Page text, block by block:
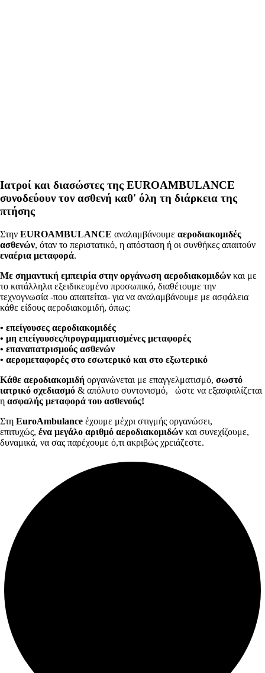
Ιατροί και διασώστες της EUROAMBULANCE
συνοδεύουν τον ασθενή καθ' όλη τη διάρκεια της
πτήσης
Στην EUROAMBULANCE αναλαμβάνουμε αεροδιακομιδές
ασθενών, όταν το περιστατικό, η απόσταση ή οι συνθήκες απαιτούν
εναέρια μεταφορά.
Με σημαντική εμπειρία στην οργάνωση αεροδιακομιδών και με
το κατάλληλα εξειδικευμένο προσωπικό, διαθέτουμε την
τεχνογνωσία -που απαιτείται- για να αναλαμβάνουμε με ασφάλεια
κάθε είδους αεροδιακομιδή, όπως:
• επείγουσες αεροδιακομιδές
• μη επείγουσες/προγραμματισμένες μεταφορές
• επαναπατρισμούς ασθενών
• αερομεταφορές στο εσωτερικό και στο εξωτερικό
Κάθε αεροδιακομιδή οργανώνεται με επαγγελματισμό, σωστό
ιατρικό σχεδιασμό & απόλυτο συντονισμό,
ώστε να εξασφαλίζεται
η ασφαλής μεταφορά του ασθενούς!
Στη EuroAmbulance έχουμε μέχρι στιγμής οργανώσει,
επιτυχώς, ένα μεγάλο αριθμό αεροδιακομιδών και συνεχίζουμε,
δυναμικά, να σας παρέχουμε ό,τι ακριβώς χρειάζεστε.